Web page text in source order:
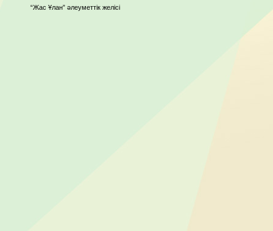
“Жас Ұлан” әлеуметтік желісі